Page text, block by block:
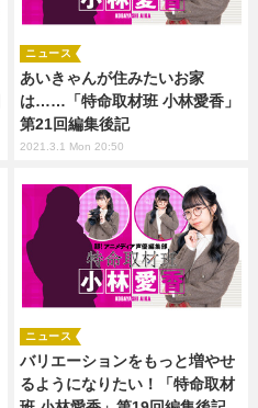
あいきゃんが住みたいお家
は……「特命取材班 小林愛香」
第21回編集後記
ニュース
2021.3.1 Mon 20:50
バリエーションをもっと増やせ
るようになりたい！「特命取材
ニュース